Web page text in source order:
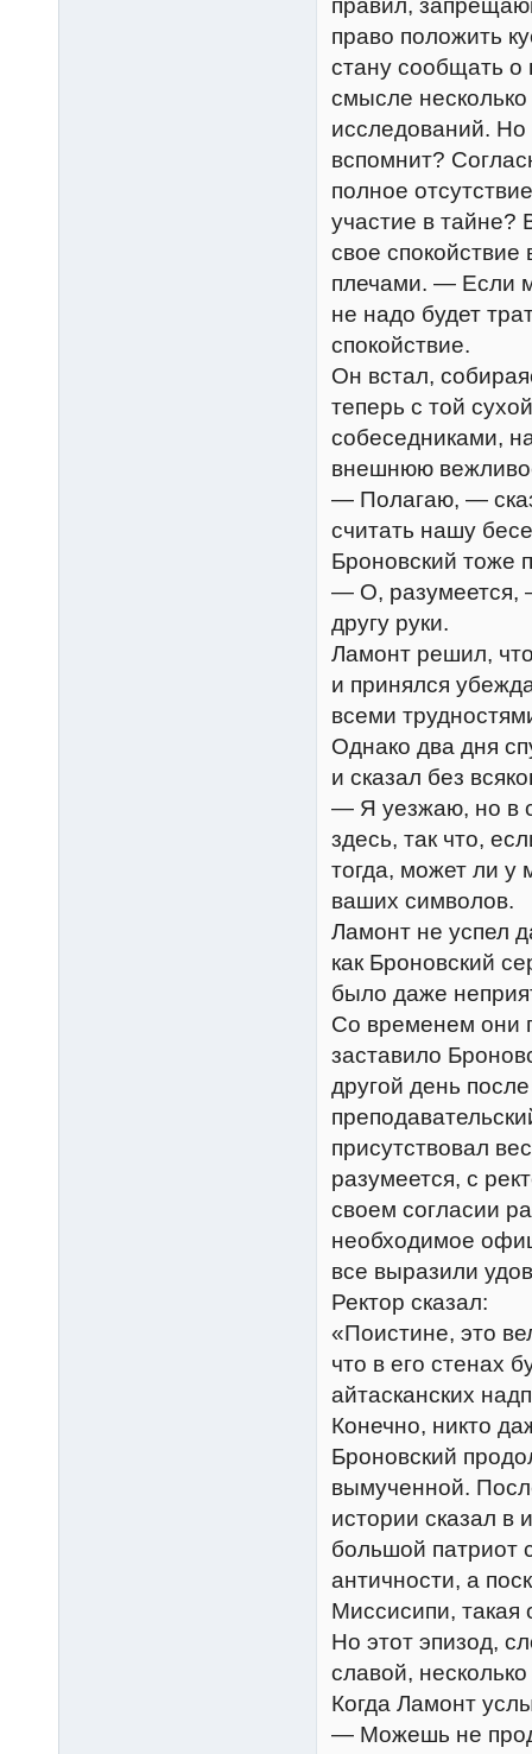
правил,
право положить
стану сообщать о
смысле
исследований. Но
вспомнит?
полное
участие в тайне?
свое
плечами. — Если
не надо будет
спокойствие.
Он встал,
теперь с той
собеседниками,
внешнюю
— Полагаю, —
считать нашу
Броновский тоже
— О, разумеется,
другу руки.
Ламонт решил,
и принялся
всеми
Однако два дня
и сказал без
— Я уезжаю, но в
здесь, так что,
тогда, может ли у
ваших символов.
Ламонт не успел
как Броновский
было даже
Со временем они
заставило
другой день
присутствовал
разумеется, с
своем согласии
необходимое
все выразили
Ректор сказал:
«Поистине, это
что в его стенах
айтасканских
Конечно, никто
Броновский
вымученной.
истории сказал в
большой патриот
античности, а
Миссисипи, такая
Но этот эпизод,
славой,
Когда Ламонт
— Можешь не